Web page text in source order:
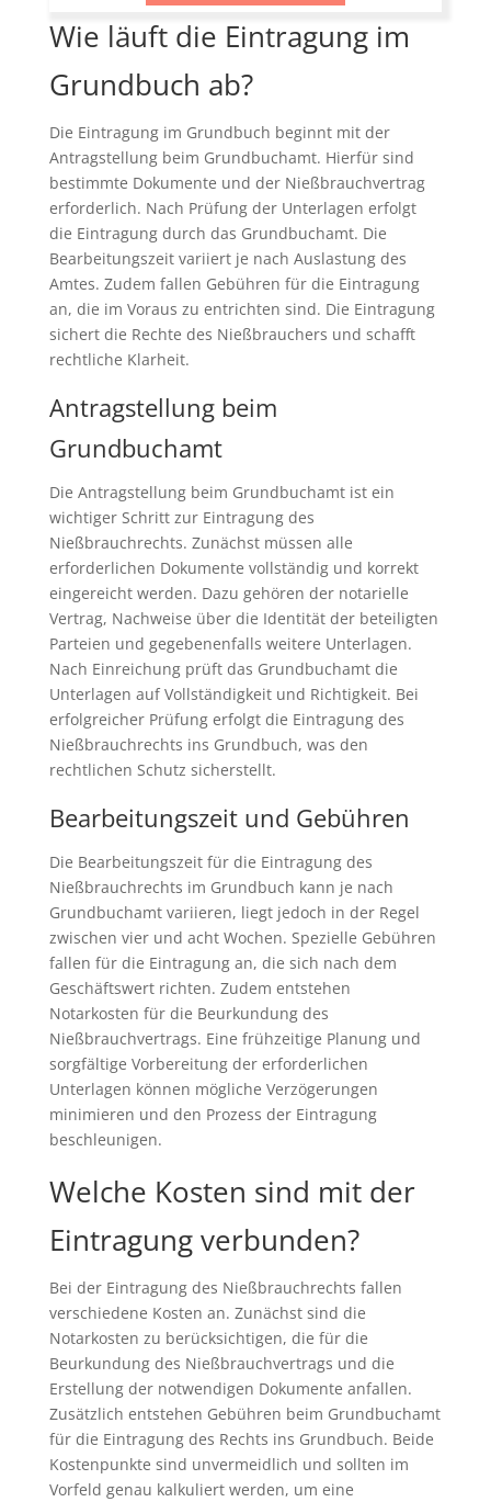
Wie läuft die Eintragung im
Grundbuch ab?
Die Eintragung im Grundbuch beginnt mit der
Antragstellung beim Grundbuchamt. Hierfür sind
bestimmte Dokumente und der Nießbrauchvertrag
erforderlich. Nach Prüfung der Unterlagen erfolgt
die Eintragung durch das Grundbuchamt. Die
Bearbeitungszeit variiert je nach Auslastung des
Amtes. Zudem fallen Gebühren für die Eintragung
an, die im Voraus zu entrichten sind. Die Eintragung
sichert die Rechte des Nießbrauchers und schafft
rechtliche Klarheit.
Antragstellung beim
Grundbuchamt
Die Antragstellung beim Grundbuchamt ist ein
wichtiger Schritt zur Eintragung des
Nießbrauchrechts. Zunächst müssen alle
erforderlichen Dokumente vollständig und korrekt
eingereicht werden. Dazu gehören der notarielle
Vertrag, Nachweise über die Identität der beteiligten
Parteien und gegebenenfalls weitere Unterlagen.
Nach Einreichung prüft das Grundbuchamt die
Unterlagen auf Vollständigkeit und Richtigkeit. Bei
erfolgreicher Prüfung erfolgt die Eintragung des
Nießbrauchrechts ins Grundbuch, was den
rechtlichen Schutz sicherstellt.
Bearbeitungszeit und Gebühren
Die Bearbeitungszeit für die Eintragung des
Nießbrauchrechts im Grundbuch kann je nach
Grundbuchamt variieren, liegt jedoch in der Regel
zwischen vier und acht Wochen. Spezielle Gebühren
fallen für die Eintragung an, die sich nach dem
Geschäftswert richten. Zudem entstehen
Notarkosten für die Beurkundung des
Nießbrauchvertrags. Eine frühzeitige Planung und
sorgfältige Vorbereitung der erforderlichen
Unterlagen können mögliche Verzögerungen
minimieren und den Prozess der Eintragung
beschleunigen.
Welche Kosten sind mit der
Eintragung verbunden?
Bei der Eintragung des Nießbrauchrechts fallen
verschiedene Kosten an. Zunächst sind die
Notarkosten zu berücksichtigen, die für die
Beurkundung des Nießbrauchvertrags und die
Erstellung der notwendigen Dokumente anfallen.
Zusätzlich entstehen Gebühren beim Grundbuchamt
für die Eintragung des Rechts ins Grundbuch. Beide
Kostenpunkte sind unvermeidlich und sollten im
Vorfeld genau kalkuliert werden, um eine